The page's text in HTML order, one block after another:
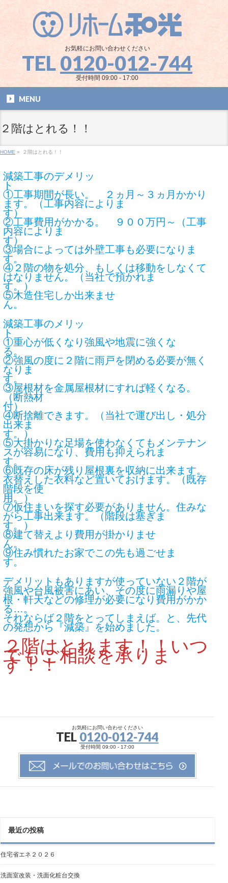
お気軽にお問い合わせください
TEL0120-012-744
受付時間 09:00 - 17:00
MENU
２階はとれる！！
HOME » ２階はとれる！！
減築工事のデメリッ
①工事期間が長い。 ２ヵ月～３ヵ月かかり
ます。（工事内容によりま
す
②工事費用がかかる。 ９００万円～（工事
内容によりま
す
③場合によっては外壁工事も必要になりま
す
④２階の物を処分、もしくは移動をしなくて
はなりません。（当社で預かれま
す
⑤木造住宅しか出来ませ
ん
減築工事のメリッ
①重心が低くなり強風や地震に強くな
②強風の度に２階に雨戸を閉める必要が無く
なりま
③屋根材を金属屋根材にすれば軽くなる。
（断熱材
④断捨離できます。（当社で運び出し・処分
出来ま
す
⑤大掛かりな足場を使わなくてもメンテナン
スが容易になり、費用も抑えられま
⑥既存の床が残り屋根裏を収納に出来ます。
衣替えした衣料など置いておけます。（既存
階段を使
用
⑦仮住まいを探す必要がありません。住みな
がら工事出来ます。（階段は塞ぎま
す
⑧建て替えより費用が掛かりませ
⑨住み慣れたお家でこの先も過ごせま
す。
デメリットもありますが使っていない２階が
強風や台風被害にあい、その度に雨漏りや屋
根・軒天などの修理が必要になり費用がかか
る
それならば２階をとってしまえば。と、先代
の発想から『減築』を始めました。
２階はとれます！！いつ
でもご相談を承りま
す！！
お気軽にお問い合わせください
TEL 0120-012-744
受付時間 09:00 - 17:00
最近の投稿
住宅省エネ２０２６
洗面室改装・洗面化粧台交換